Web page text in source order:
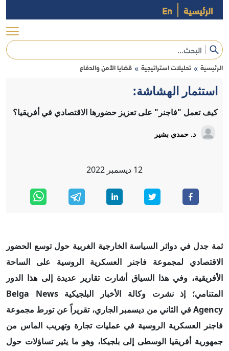
الرئيسية En
الرئيسية » تحليلات استراتيجية » قضايا الأمن والدفاع
استثمار الهشاشة:
كيف تعمل "فاجنر" على تعزيز حضورها الاقتصادي في أفريقيا؟
د. حمدي بشير
12 ديسمبر 2022
ثمة جدل في دوائر السياسة الخارجية الغربية حول توسع الحضور
الاقتصادي لمجموعة فاجنر العسكرية الروسية على الساحة
الأفريقية، وفي هذا السياق أشارت تقارير عديدة إلى هذا الدور
المتنامي؛ إذ نشرت وكالة الأخبار البلجيكيةBelga News
Agency في الثاني من ديسمبر الجاري، تقريراً عن تورط مجموعة
فاجنر العسكرية الروسية في عمليات تجارة وتهريب الماس من
جمهورية أفريقيا الوسطى إلى بلجيكا، وهو ما يثير تساؤلات حول